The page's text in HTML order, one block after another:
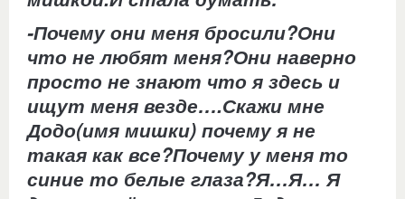
-Почему они меня бросили?Они
что не любят меня?Они наверно
просто не знают что я здесь и
ищут меня везде….Скажи мне
Додо(имя мишки) почему я не
такая как все?Почему у меня то
синие то белые глаза?Я…Я… Я